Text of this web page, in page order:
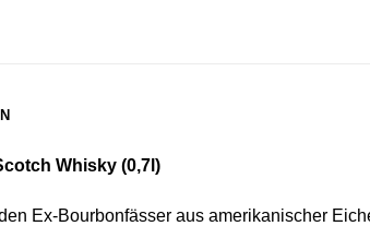
Whisky (0,7l)
Ex-Bourbonfässer aus amerikanischer